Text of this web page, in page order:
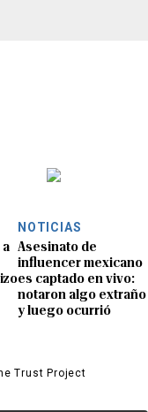
NOTICIAS
Asesinato de
influencer mexicano
es captado en vivo:
notaron algo extraño
y luego ocurrió